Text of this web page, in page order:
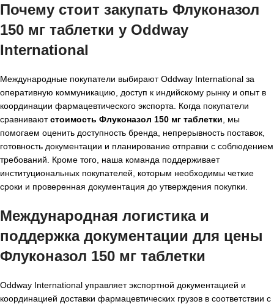
Почему стоит закупать Флуконазол
150 мг таблетки у Oddway
International
Международные покупатели выбирают Oddway International за
оперативную коммуникацию, доступ к индийскому рынку и опыт в
координации фармацевтического экспорта. Когда покупатели
сравниваютстоимость Флуконазол 150 мг таблетки , мы
помогаем оценить доступность бренда, непрерывность поставок,
готовность документации и планирование отправки с соблюдением
требований. Кроме того, наша команда поддерживает
институциональных покупателей, которым необходимы четкие
сроки и проверенная документация до утверждения покупки.
Международная логистика и
поддержка документации для цены
Флуконазол 150 мг таблетки
Oddway International управляет экспортной документацией и
координацией доставки фармацевтических грузов в соответствии с